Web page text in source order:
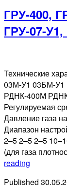
ГРУ-400,
ГРУ-07-
Технические
03М-У1 03БМ-У1
РДНК-400М
Регулируемая
Давление газа
Диапазон
2–5 2–5 2–5
(для газа
reading
Published